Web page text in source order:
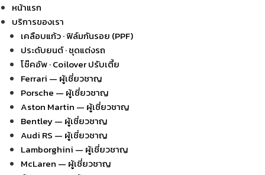
หน้าแรก
บริการของเรา
เคลือบแก้ว · ฟิล์มกันรอย (PPF)
ประดับยนต์ · ชุดแต่งรถ
โช๊คอัพ · Coilover ปรับเตี้ย
Ferrari — ผู้เชี่ยวชาญ
Porsche — ผู้เชี่ยวชาญ
Aston Martin — ผู้เชี่ยวชาญ
Bentley — ผู้เชี่ยวชาญ
Audi RS — ผู้เชี่ยวชาญ
Lamborghini — ผู้เชี่ยวชาญ
McLaren — ผู้เชี่ยวชาญ